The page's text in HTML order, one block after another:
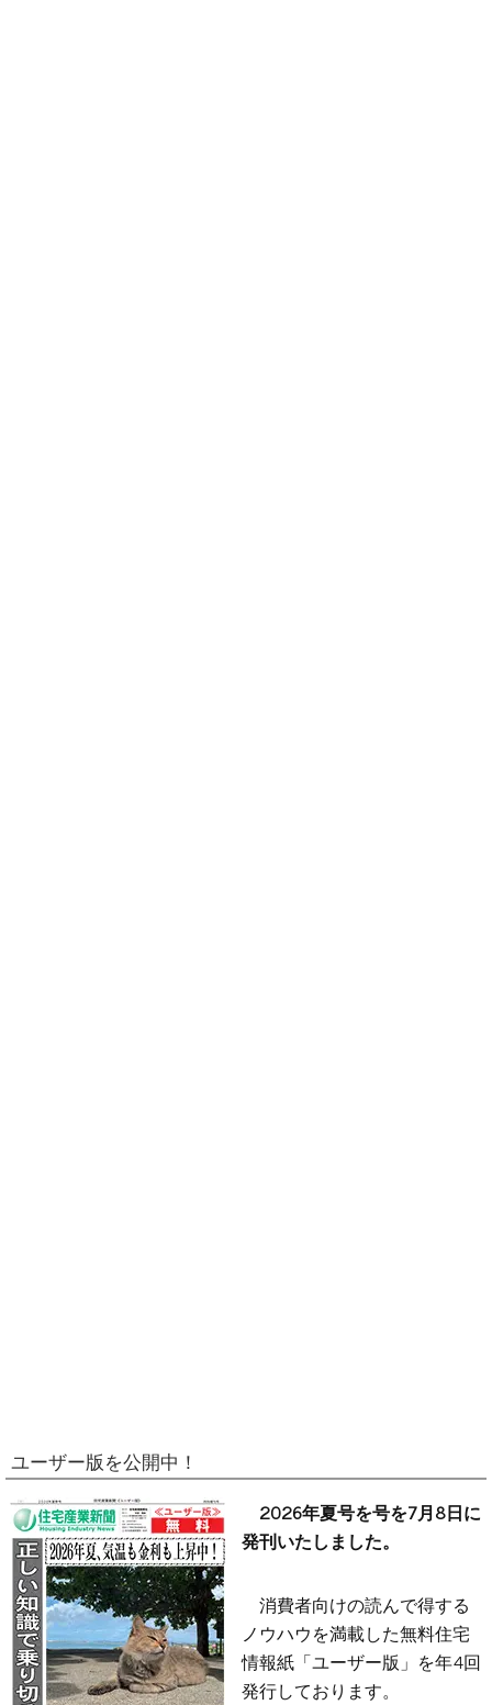
ユーザー版を公開中！
2026年夏号を号を7月8日に
発刊いたしました。
消費者向けの読んで得する
ノウハウを満載した無料住宅
情報紙「ユーザー版」を年4回
発行しております。